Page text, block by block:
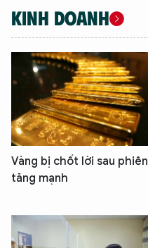
KINH DOANH
Vàng bị chốt lời sau phiên
tăng mạnh